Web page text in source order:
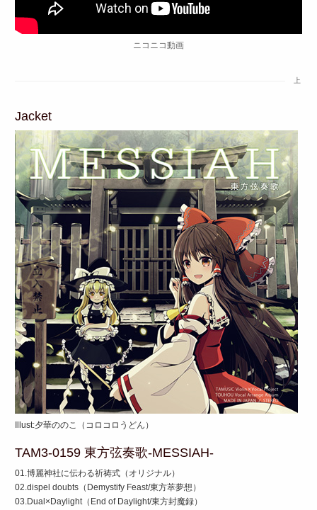
ニコニコ動画
上
Jacket
Illust:夕華ののこ（コロコロうどん）
TAM3-0159 東方弦奏歌-MESSIAH-
01.博麗神社に伝わる祈祷式（オリジナル）
02.dispel doubts（Demystify Feast/東方萃夢想）
03.Dual×Daylight（End of Daylight/東方封魔録）